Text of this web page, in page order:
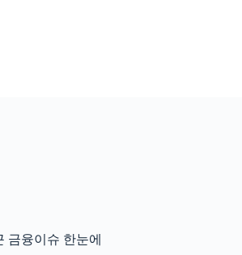
금융이슈 한눈에